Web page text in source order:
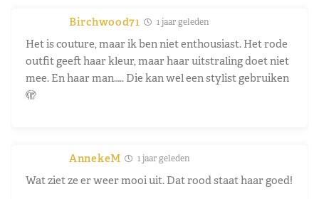
Birchwood71 1 jaar geleden
Het is couture, maar ik ben niet enthousiast. Het rode
outfit geeft haar kleur, maar haar uitstraling doet niet
mee. En haar man….. Die kan wel een stylist gebruiken
🫣
AnnekeM 1 jaar geleden
Wat ziet ze er weer mooi uit. Dat rood staat haar goed!